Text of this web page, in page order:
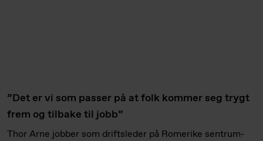
”Det er vi som passer på at folk kommer seg trygt
frem og tilbake til jobb”
Thor Arne jobber som driftsleder på Romerike sentrum-